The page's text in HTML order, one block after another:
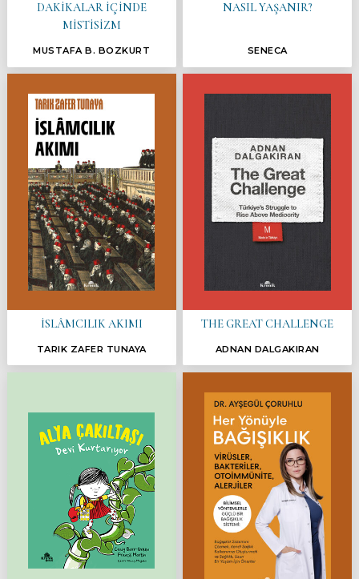
DAKİKALAR İÇİNDE
MİSTİSİZM
MUSTAFA B. BOZKURT
NASIL YAŞANIR?
SENECA
İSLÂMCILIK AKIMI
TARIK ZAFER TUNAYA
THE GREAT CHALLENGE
ADNAN DALGAKIRAN